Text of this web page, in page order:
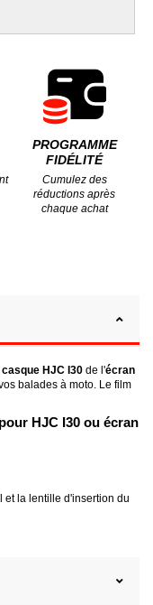
PROGRAMME
FIDÉLITÉ
Cumulez des
réductions après
chaque achat
casque HJC I30 de l'écran
balades à moto. Le film
HJC I30 ou écran
et la lentille d'insertion du